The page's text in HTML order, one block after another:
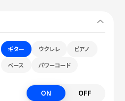
ギター ウクレレ ピアノ
ベース パワーコード
ON OFF